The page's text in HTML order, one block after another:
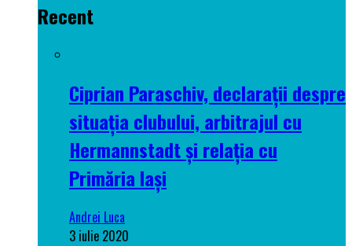
Recent
Ciprian Paraschiv, declarații despre
situația clubului, arbitrajul cu
Hermannstadt și relația cu
Primăria Iași
Andrei Luca
3 iulie 2020